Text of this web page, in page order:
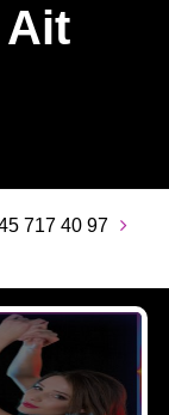
Ait
717 40 97